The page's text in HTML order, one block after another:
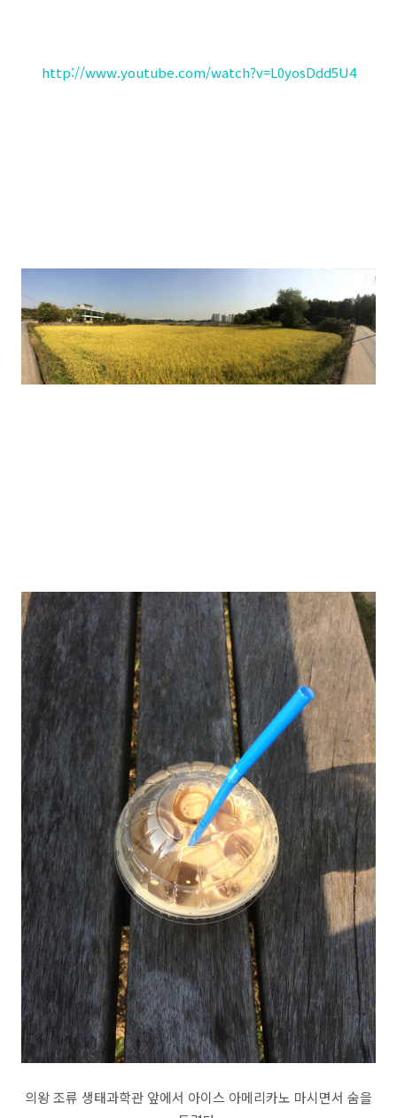
http://www.youtube.com/watch?v=L0yosDdd5U4
의왕 조류 생태과학관 앞에서 아이스 아메리카노 마시면서 숨을